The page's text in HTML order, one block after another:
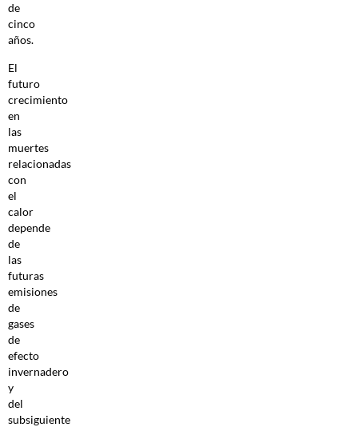
de
cinco
años.
El
futuro
crecimiento
en
las
muertes
relacionadas
con
el
calor
depende
de
las
futuras
emisiones
de
gases
de
efecto
invernadero
y
del
subsiguiente